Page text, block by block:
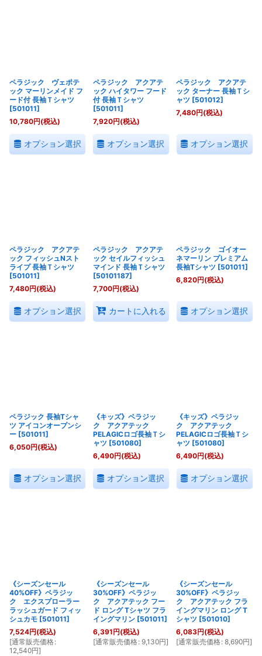
ペラジック ヴェポテ
ック マーリンメイド フ
ード付 長袖Ｔシャツ
[501011]
10,780円(税込)
オプション選択
ペラジック アクアテ
ック ハイタワー フード
付 長袖Ｔシャツ
[501011]
7,920円(税込)
オプション選択
ペラジック アクアテ
ック ターナー 長袖Ｔシ
ャツ [501012]
7,480円(税込)
オプション選択
ペラジック アクアテ
ック フィッシュNスト
ライプ 長袖Ｔシャツ
[501011]
7,480円(税込)
オプション選択
ペラジック アクアテ
ック セイルフィッシュ
マインド 長袖Ｔシャツ
[50101187]
7,700円(税込)
カートに入れる
ペラジック ゴイオー
ネマーリン プレミアム
長袖Tシャツ [501011]
6,820円(税込)
オプション選択
ペラジック 長袖Tシャ
ツ アイコンオープンシ
ー [501011]
6,050円(税込)
オプション選択
《キッズ》ペラジッ
ク アクアテック
PELAGICロゴ長袖Ｔシ
ャツ [501080]
6,490円(税込)
オプション選択
《キッズ》ペラジッ
ク アクアテック
PELAGICロゴ長袖Ｔシ
ャツ [501080]
6,490円(税込)
オプション選択
《シーズンセール
40%OFF》ペラジッ
ク エクスプローラー
ラッシュガード フィッ
シュカモ [501011]
7,524円(税込)
[通常販売価格:
12,540円]
《シーズンセール
30%OFF》ペラジッ
ク アクアテック フー
ド ロング Tシャツ フラ
イングマリン [501011]
6,391円(税込)
[通常販売価格: 9,130円]
《シーズンセール
30%OFF》ペラジッ
ク アクアテック フラ
イングマリン ロング T
シャツ [501010]
6,083円(税込)
[通常販売価格: 8,690円]